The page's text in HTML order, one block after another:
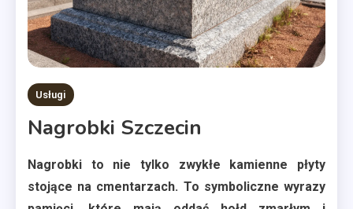
Usługi
Nagrobki Szczecin
Nagrobki to nie tylko zwykłe kamienne płyty
stojące na cmentarzach. To symboliczne wyrazy